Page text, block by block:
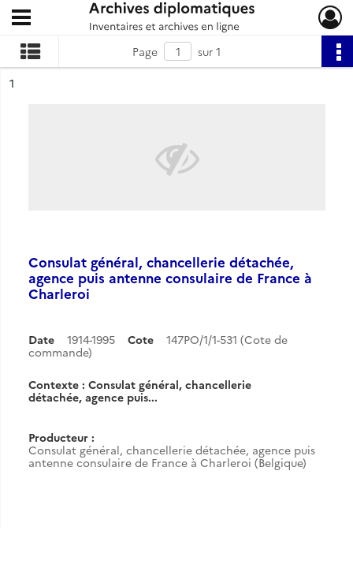
Archives diplomatiques
Ouvrir le menu déroulant
Page
sur 1
n°
1
Consulat général, chancellerie détachée,
agence puis antenne consulaire de France à
Charleroi
Date 1914-1995 Cote
147PO/1/1-531 (Cote de
commande)
Contexte : Consulat général, chancellerie
détachée, agence puis...
Producteur :
Consulat général, chancellerie détachée, agence puis
antenne consulaire de France à Charleroi (Belgique)